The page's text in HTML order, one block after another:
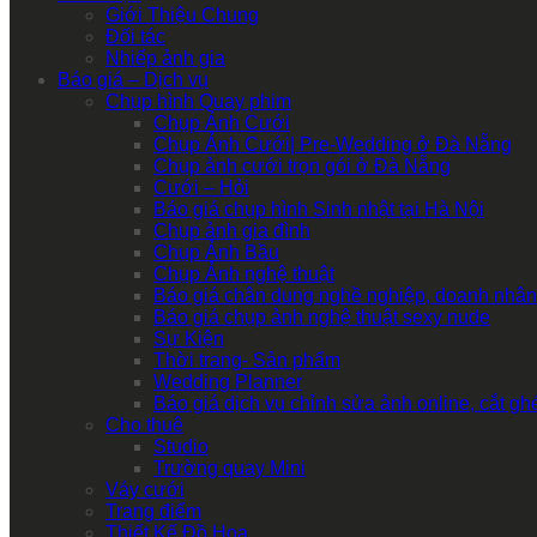
Giới Thiệu Chung
Đối tác
Nhiếp ảnh gia
Báo giá – Dịch vụ
Chụp hình Quay phim
Chụp Ảnh Cưới
Chụp Ảnh Cưới| Pre-Wedding ở Đà Nẵng
Chụp ảnh cưới trọn gói ở Đà Nẵng
Cưới – Hỏi
Báo giá chụp hình Sinh nhật tại Hà Nội
Chụp ảnh gia đình
Chụp Ảnh Bầu
Chụp Ảnh nghệ thuật
Báo giá chân dung nghề nghiệp, doanh nhân
Báo giá chụp ảnh nghệ thuật sexy nude
Sự Kiện
Thời trang- Sản phẩm
Wedding Planner
Báo giá dịch vụ chỉnh sửa ảnh online, cắt
Cho thuê
Studio
Trường quay Mini
Váy cưới
Trang điểm
Thiết Kế Đồ Họa